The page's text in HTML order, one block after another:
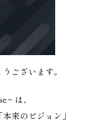
ございます。
は、
来のビジョン」